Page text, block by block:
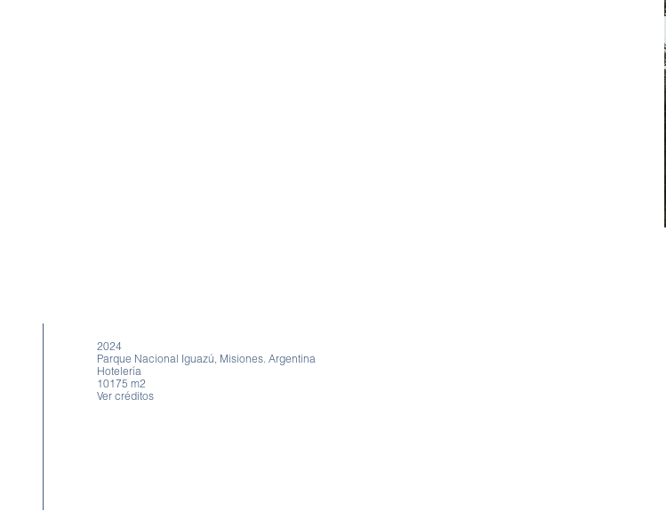
2024
Parque Nacional Iguazú, Misiones. Argentina
Hotelería
10175 m2
Ver créditos